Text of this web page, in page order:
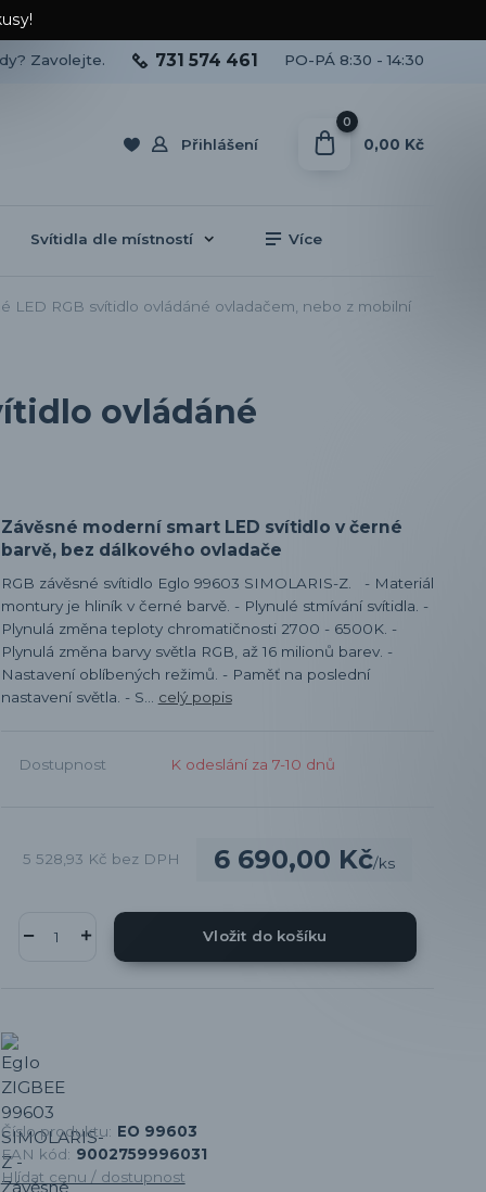
Přihlášení
Zavolejte. 731 574 461 PO-PÁ 8:30 - 14:30
0
0,00 Kč
Svítidla dle místností Více
LED RGB svítidlo ovládáné ovladačem, nebo z mobilní
ovládáné
Závěsné moderní smart LED svítidlo v černé
barvě, bez dálkového ovladače
RGB závěsné svítidlo Eglo 99603 SIMOLARIS-Z. - Materiál
montury je hliník v černé barvě. - Plynulé stmívání svítidla. -
Plynulá změna teploty chromatičnosti 2700 - 6500K. -
Plynulá změna barvy světla RGB, až 16 milionů barev. -
Nastavení oblíbených režimů. - Paměť na poslední
nastavení světla. - S... celý popis
Dostupnost K odeslání za 7-10 dnů
6 690,00 Kč/ks
5 528,93 Kč bez DPH
Vložit do košíku
Číslo produktu: EO 99603
EAN kód: 9002759996031
Hlídat cenu / dostupnost